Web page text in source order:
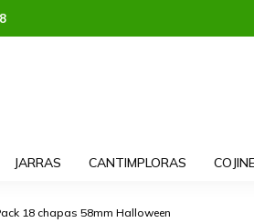
JARRAS CANTIMPLORAS
18 chapas 58mm Halloween